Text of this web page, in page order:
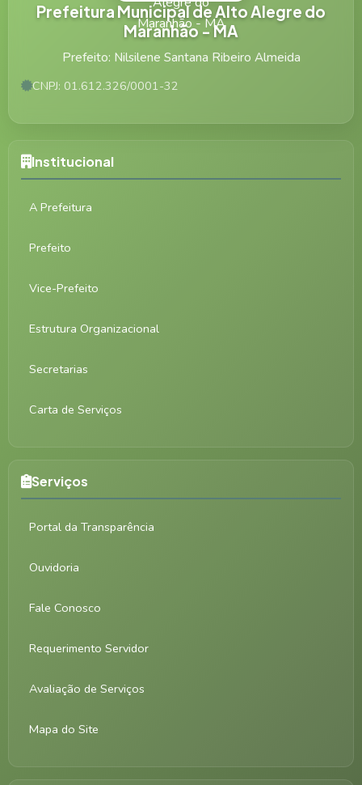
Prefeitura Municipal de Alto Alegre do
Maranhão - MA
Prefeito: Nilsilene Santana Ribeiro Almeida
CNPJ: 01.612.326/0001-32
Institucional
A Prefeitura
Prefeito
Vice-Prefeito
Estrutura Organizacional
Secretarias
Carta de Serviços
Serviços
Portal da Transparência
Ouvidoria
Fale Conosco
Requerimento Servidor
Avaliação de Serviços
Mapa do Site